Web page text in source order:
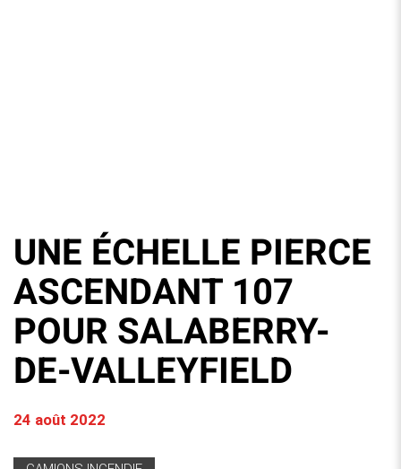
UNE ÉCHELLE PIERCE
ASCENDANT 107
POUR SALABERRY-
DE-VALLEYFIELD
24 août 2022